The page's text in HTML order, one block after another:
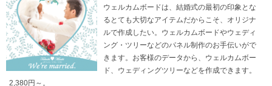
ウェルカムボードは、結婚式の最初の印象とな
るとても大切なアイテムだからこそ、オリジナ
ルで作成したい。ウェルカムボードやウェディ
ング・ツリーなどのパネル制作のお手伝いがで
きます。お客様のデータから、ウェルカムボー
ド、ウェディングツリーなどを作成できます。
2,380円～。